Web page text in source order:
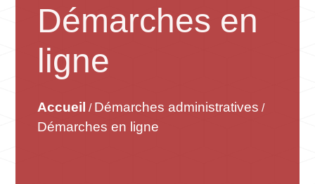
Démarches en
ligne
Accueil / Démarches administratives /
Démarches en ligne